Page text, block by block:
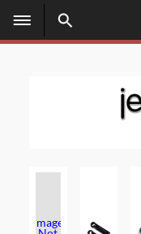
Image